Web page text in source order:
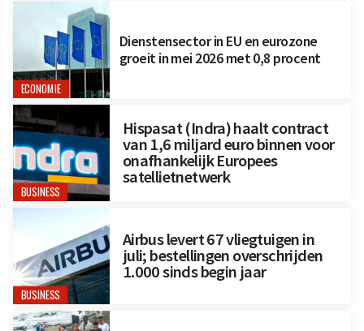
ECONOMIE
Dienstensector in EU en eurozone
groeit in mei 2026 met 0,8 procent
BUSINESS
Hispasat (Indra) haalt contract
van 1,6 miljard euro binnen voor
onafhankelijk Europees
satellietnetwerk
BUSINESS
Airbus levert 67 vliegtuigen in
juli; bestellingen overschrijden
1.000 sinds begin jaar